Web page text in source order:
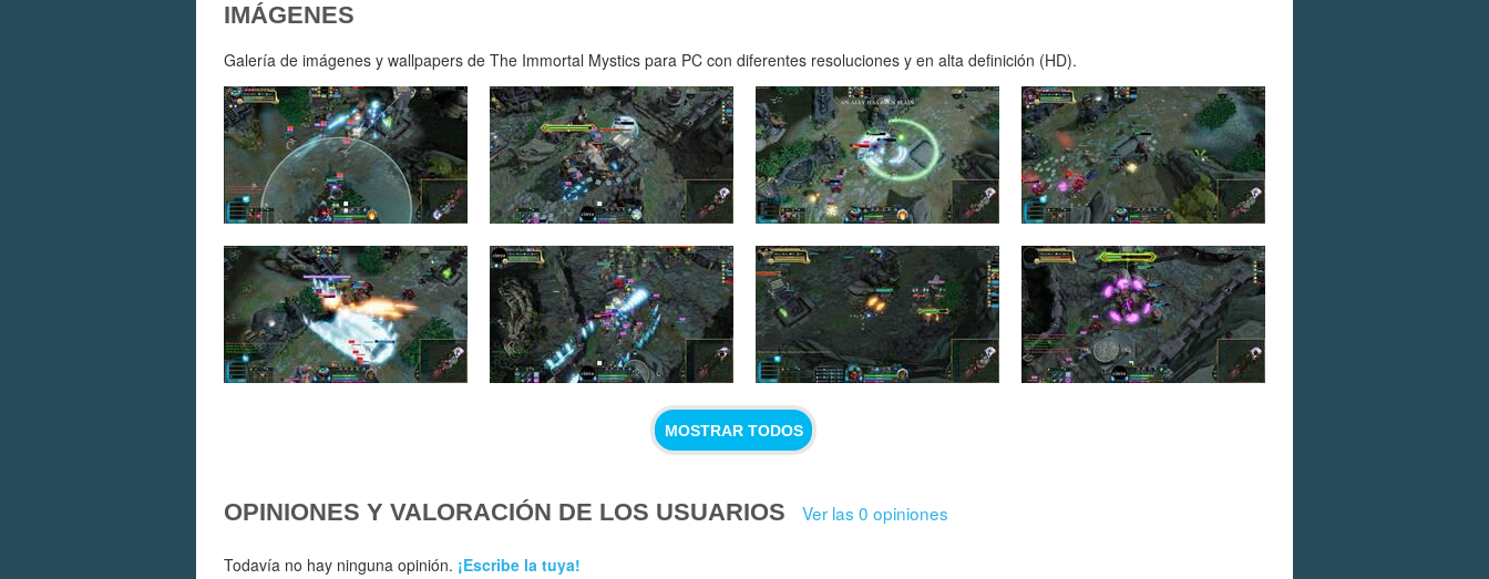
IMÁGENES
Galería de imágenes y wallpapers de The Immortal Mystics para PC con diferentes resoluciones y en alta definición (HD).
MOSTRAR TODOS
OPINIONES Y VALORACIÓN DE LOS USUARIOS Ver las 0 opiniones
Todavía no hay ninguna opinión. ¡Escribe la tuya!